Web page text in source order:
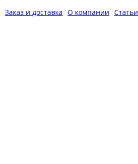
Заказ и доставка О компании Статьи